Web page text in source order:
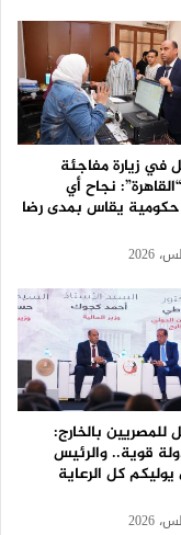
في زيارة مفاجئة
نجاح أي
يقاس بمدى رضا
للمصريين بالخارج:
قوية.. والرئيس
كل الرعاية